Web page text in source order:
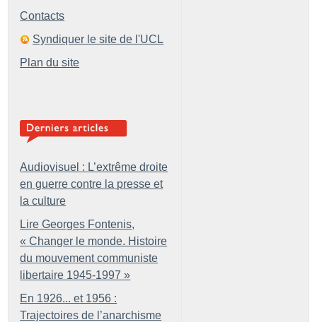
Contacts
Syndiquer le site de l'UCL
Plan du site
Audiovisuel : L’extrême droite
en guerre contre la presse et
la culture
Lire Georges Fontenis,
« Changer le monde. Histoire
du mouvement communiste
libertaire 1945-1997 »
En 1926... et 1956 :
Trajectoires de l’anarchisme